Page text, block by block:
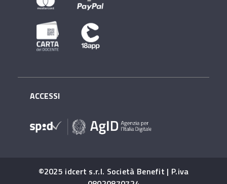
ACCESSI
©2025 idcert s.r.l. Società Benefit | P.iva